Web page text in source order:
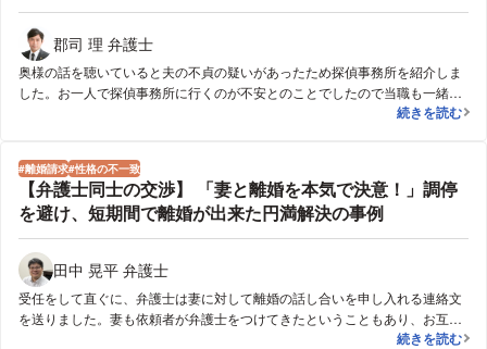
郡司 理 弁護士
奥様の話を聴いていると夫の不貞の疑いがあったため探偵事務所を紹介しま
した。お一人で探偵事務所に行くのが不安とのことでしたので当職も一緒に
探偵事務所に行き事情を説明し，探偵事務所に調査を依頼しました。その結
うよう請求し，結果的に３００万円を支払わせました。夫に対してはすぐに
離婚調停を提起し，不貞の事実を隠して離婚しようとしていたことを追及
し，結果的に夫にも慰謝料３００万円を支払わせました。また，奥様が住宅
ローン３０００万円の連帯保証人になっていたことから，夫に借換を行わせ
て住宅ローンを一括返済させた上，奥様を連帯保証から解放し，離婚を成立
させました。
不貞をした夫
続きを読む
離婚請求 性格の不一致
【弁護士同士の交渉】 「妻と離婚を本気で決意！」調停
を避け、短期間で離婚が出来た円満解決の事例
田中 晃平 弁護士
受任をして直ぐに、弁護士は妻に対して離婚の話し合いを申し入れる連絡文
を送りました。妻も依頼者が弁護士をつけてきたということもあり、お互い
に弁護士をつけて話し合いに応じてくれました。弁護士同士の話し合いだっ
【弁護士同士
続きを読む